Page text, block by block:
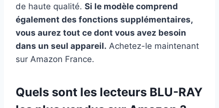
de haute qualité. Si le modèle comprend
également des fonctions supplémentaires,
vous aurez tout ce dont vous avez besoin
dans un seul appareil. Achetez-le maintenant
sur Amazon France.
Quels sont les lecteurs BLU-RAY